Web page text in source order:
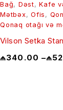
Bağ, Dəst,Kafe
Mətbəx, Ofis ,
Qonaq otağı və
Vilson Setka
₼340.00 –₼